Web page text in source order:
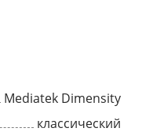
Mediatek Dimensity
классический